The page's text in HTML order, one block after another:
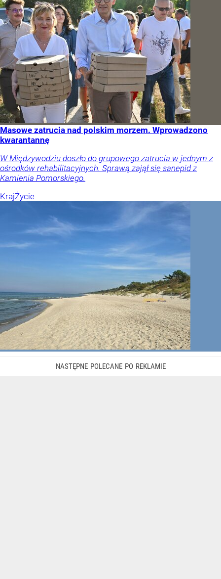
Masowe zatrucia nad polskim morzem. Wprowadzono
kwarantannę
W Międzywodziu doszło do grupowego zatrucia w jednym z
ośrodków rehabilitacyjnych. Sprawą zajął się sanepid z
Kamienia Pomorskiego.
KrajŻycie